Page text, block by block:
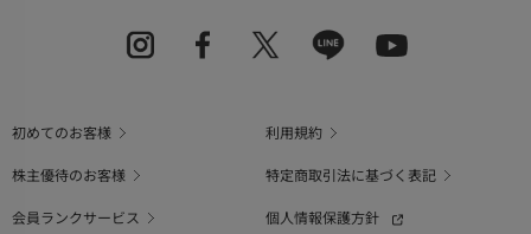
初めてのお客様
利用規約
株主優待のお客様
特定商取引法に基づく表記
会員ランクサービス
個人情報保護方針